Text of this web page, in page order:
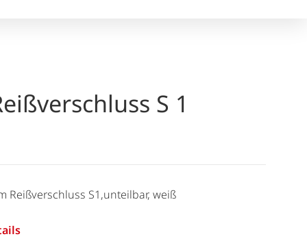
S 1
Reißverschluss S1,unteilbar, weiß